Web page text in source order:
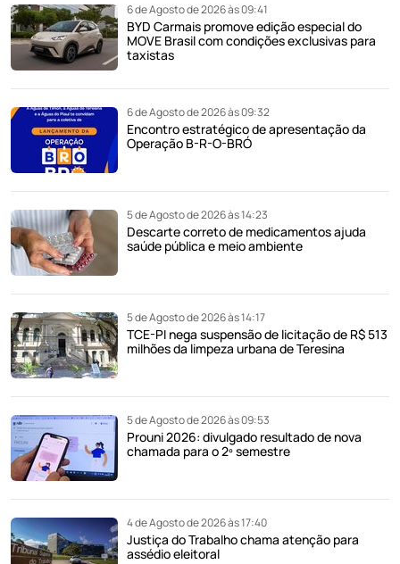
6 de Agosto de 2026 às 09:41
BYD Carmais promove edição especial do
MOVE Brasil com condições exclusivas para
taxistas
6 de Agosto de 2026 às 09:32
Encontro estratégico de apresentação da
Operação B-R-O-BRÓ
5 de Agosto de 2026 às 14:23
Descarte correto de medicamentos ajuda
saúde pública e meio ambiente
5 de Agosto de 2026 às 14:17
TCE-PI nega suspensão de licitação de R$ 513
milhões da limpeza urbana de Teresina
5 de Agosto de 2026 às 09:53
Prouni 2026: divulgado resultado de nova
chamada para o 2º semestre
4 de Agosto de 2026 às 17:40
Justiça do Trabalho chama atenção para
assédio eleitoral